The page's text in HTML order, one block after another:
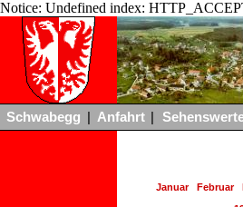
Notice: Undefined index:
Schwabegg Anfahrt
Januar Februar